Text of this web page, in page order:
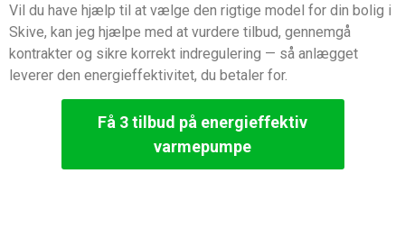
Vil du have hjælp til at vælge den rigtige model for din bolig i
Skive, kan jeg hjælpe med at vurdere tilbud, gennemgå
kontrakter og sikre korrekt indregulering — så anlægget
leverer den energieffektivitet, du betaler for.
Få 3 tilbud på energieffektiv
varmepumpe